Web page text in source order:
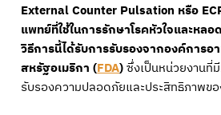
External Counter Pulsation หรือ
แพทย์ที่ใช้ในการรักษาโรคหัวใจและหล
วิธีการนี้ได้รับการรับรองจากองค์การอ
สหรัฐอเมริกา (FDA)ซึ่งเป็นหน่วยงานที่
รับรองความปลอดภัยและประสิทธิภาพข